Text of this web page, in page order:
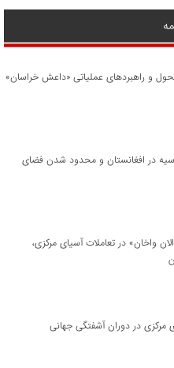
و راهبردهای عملیاتی «داعش خراسان»
در افغانستان و محدود شدن فضای
واخان» در تعاملات آسیای مرکزی،
در دوران آشفتگی جهانی